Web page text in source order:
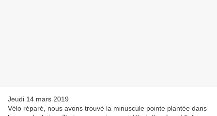
Jeudi 14 mars 2019
Vélo réparé, nous avons trouvé la minuscule pointe plantée dans